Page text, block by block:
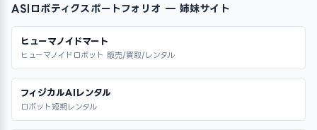
ASIロボティクスポートフォリオ — 姉妹サイト
ヒューマノイドマート
ヒューマノイドロボット 販売/買取/レンタル
フィジカルAIレンタル
ロボット短期レンタル